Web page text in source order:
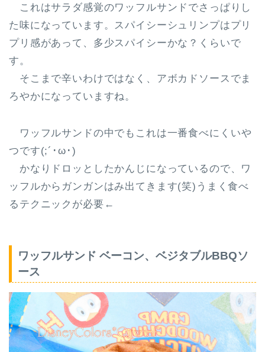
これはサラダ感覚のワッフルサンドでさっぱりし
た味になっています。スパイシーシュリンプはプリ
プリ感があって、多少スパイシーかな？くらいで
す。
そこまで辛いわけではなく、アボカドソースでま
ろやかになっていますね。
ワッフルサンドの中でもこれは一番食べにくいや
つです(;´･ω･)
かなりドロッとしたかんじになっているので、ワ
ッフルからガンガンはみ出てきます(笑)うまく食べ
るテクニックが必要←
ワッフルサンド ベーコン、ベジタブルBBQソ
ース